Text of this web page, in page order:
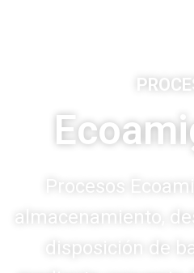
Procesos
almacenamiento,
disposición de